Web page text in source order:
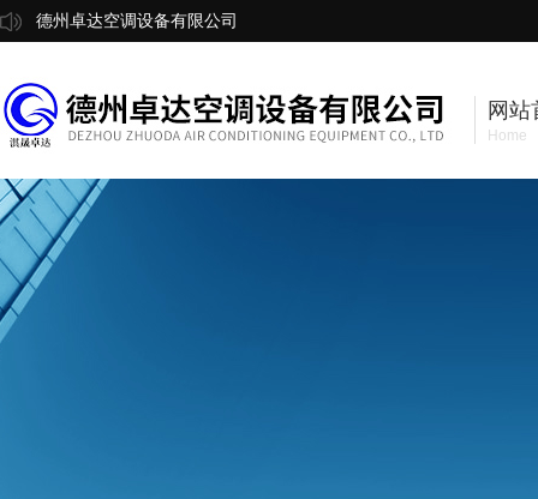
德州卓达空调设备有限公司
网站
Home